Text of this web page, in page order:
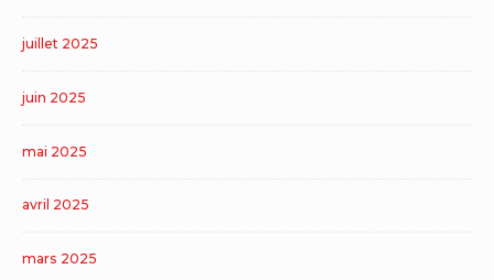
juillet 2025
juin 2025
mai 2025
avril 2025
mars 2025